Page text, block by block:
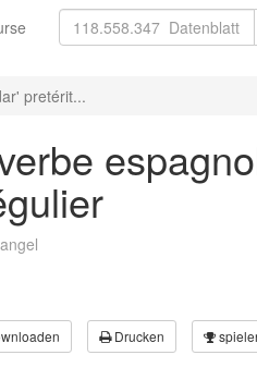
pretérit...
Drucken